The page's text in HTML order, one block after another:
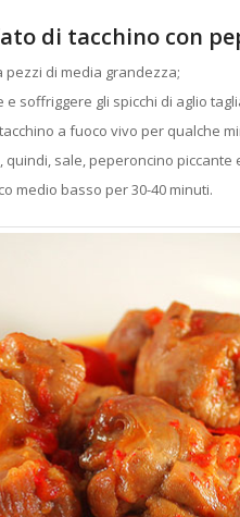
di tacchino con
di media grandezza;
e soffriggere gli spicchi di aglio
a fuoco vivo per qualche
sale, peperoncino piccante
medio basso per 30-40 minuti.